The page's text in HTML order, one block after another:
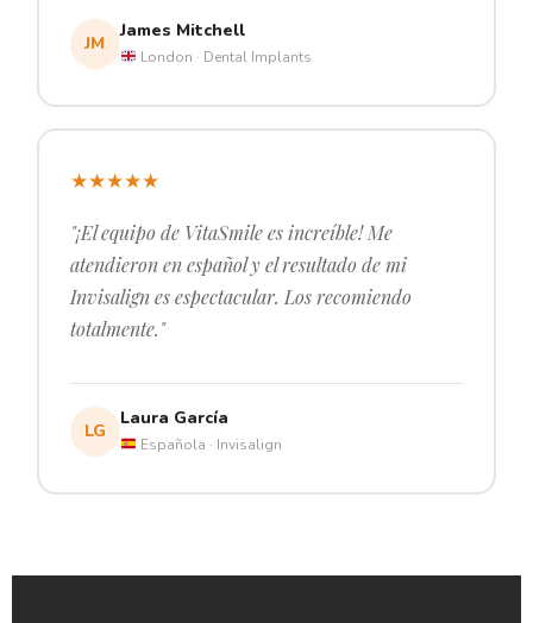
JM
James Mitchell
London · Dental Implants
★★★★★
"¡El equipo de VitaSmile es increíble! Me
atendieron en español y el resultado de mi
Invisalign es espectacular. Los recomiendo
totalmente."
LG
Laura García
Española · Invisalign